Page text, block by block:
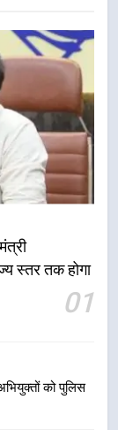
स्तर तक होगा
01
को पुलिस
मुख्यमंत्री